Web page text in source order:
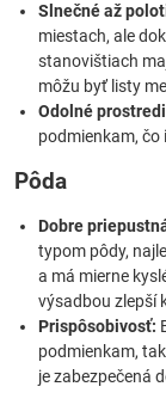
Slnečné až
miestach, ale
stanovištiach
môžu byť listy
Odolné
podmienkam, čo
Pôda
Dobre
typom pôdy,
a má mierne
výsadbou zlepší
Prispôsobivosť:
podmienkam,
je zabezpečená